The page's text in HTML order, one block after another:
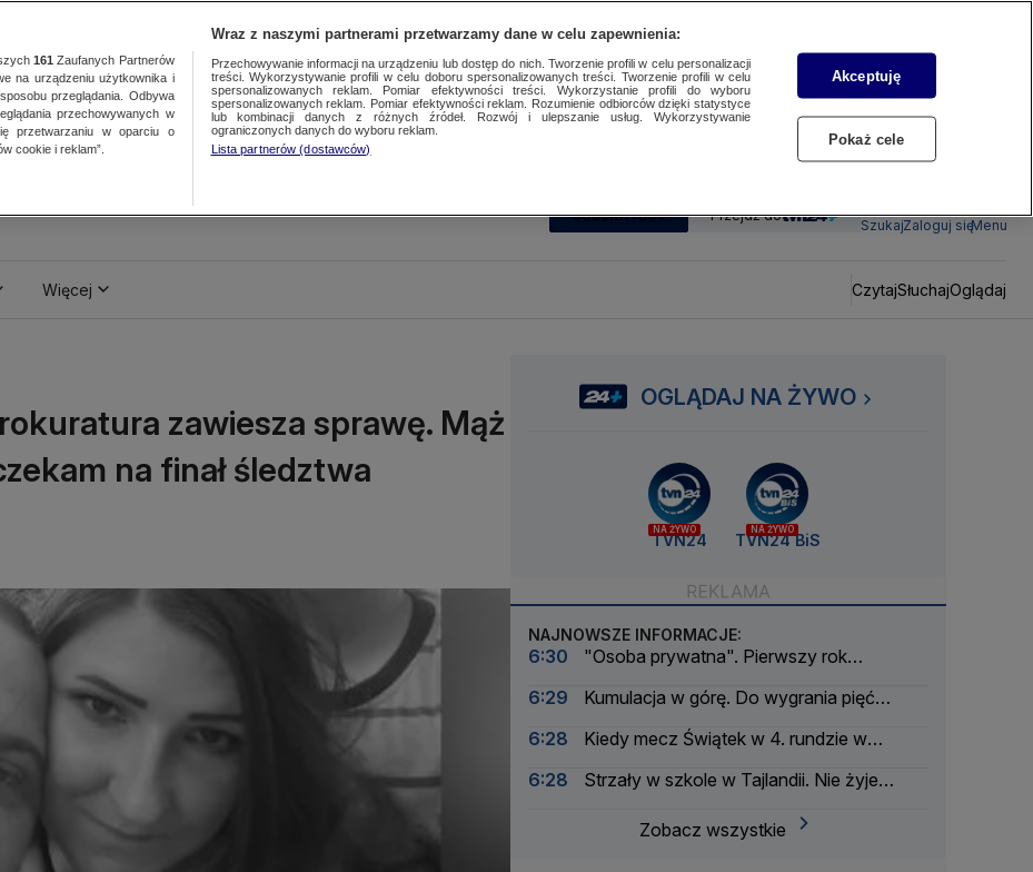
SUBSKRYBUJ Przejdź do
SzukajZaloguj sięMenu
Więcej CzytajSłuchajOglądaj
zawiesza sprawę. Mąż
na finał śledztwa
OGLĄDAJ NA ŻYWO
NA ŻYWO
TVN24
NA ŻYWO
TVN24 BiS
NAJNOWSZE INFORMACJE:
6:30
"Osoba prywatna". Pierwszy rok
6:29
Kumulacja w górę. Do wygrania pięć
6:28
Kiedy mecz Świątek w 4. rundzie w
6:28
Strzały w szkole w Tajlandii. Nie żyje
Zobacz wszystkie
161 Zaufanych Partnerów
na urządzeniu użytkownika i
przeglądania. Odbywa
przechowywanych w
przetwarzaniu w oparciu o
cookie i reklam”.
Wraz z naszymi partnerami przetwarzamy dane w celu zapewnienia:
Przechowywanie informacji na urządzeniu lub dostęp do nich. Tworzenie profili w celu personalizacji
treści. Wykorzystywanie profili w celu doboru spersonalizowanych treści. Tworzenie profili w celu
spersonalizowanych reklam. Pomiar efektywności treści. Wykorzystanie profili do wyboru
spersonalizowanych reklam. Pomiar efektywności reklam. Rozumienie odbiorców dzięki statystyce
lub kombinacji danych z różnych źródeł. Rozwój i ulepszanie usług. Wykorzystywanie
ograniczonych danych do wyboru reklam.
Lista partnerów (dostawców)
Akceptuję
Pokaż cele